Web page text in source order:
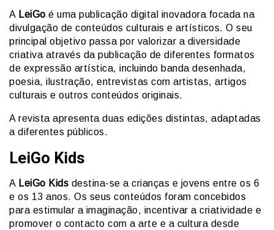
A LeiGo é uma publicação digital inovadora focada na
divulgação de conteúdos culturais e artísticos. O seu
principal objetivo passa por valorizar a diversidade
criativa através da publicação de diferentes formatos
de expressão artística, incluindo banda desenhada,
poesia, ilustração, entrevistas com artistas, artigos
culturais e outros conteúdos originais.
A revista apresenta duas edições distintas, adaptadas
a diferentes públicos.
LeiGo Kids
A LeiGo Kids destina-se a crianças e jovens entre os 6
e os 13 anos. Os seus conteúdos foram concebidos
para estimular a imaginação, incentivar a criatividade e
promover o contacto com a arte e a cultura desde